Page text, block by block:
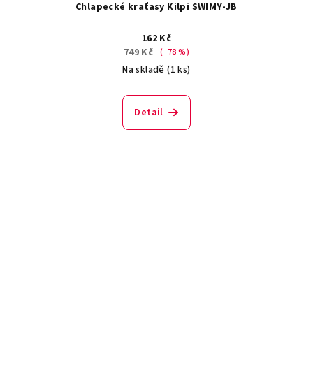
Chlapecké kraťasy Kilpi SWIMY-JB
162 Kč
749 Kč (–78 %)
Na skladě(1 ks)
Detail